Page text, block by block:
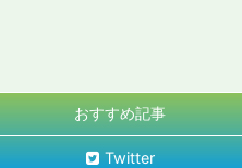
おすすめ記事
Twitter